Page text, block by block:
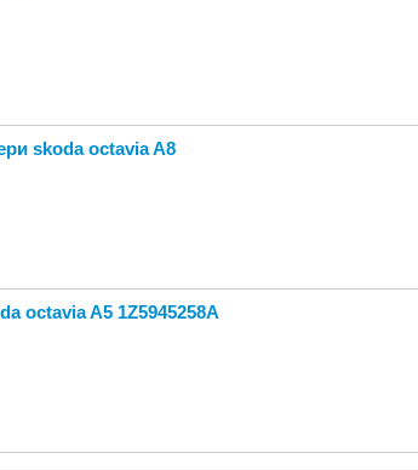
skoda octavia A8
octavia A5 1Z5945258A